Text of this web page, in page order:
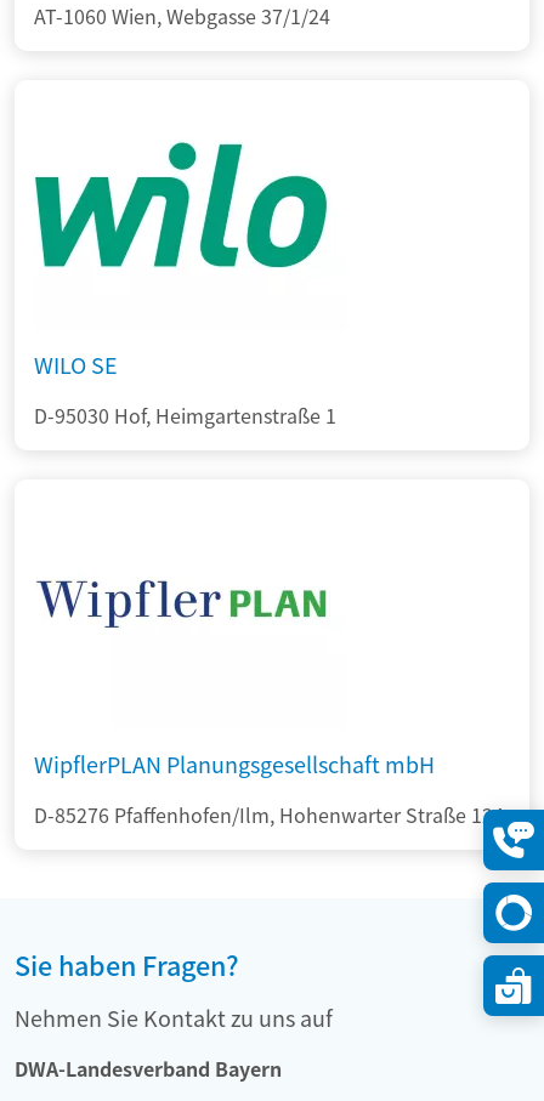
AT-1060 Wien, Webgasse 37/1/24
WILO SE
D-95030 Hof, Heimgartenstraße 1
WipflerPLAN Planungsgesellschaft mbH
D-85276 Pfaffenhofen/Ilm, Hohenwarter Straße 124
Sie haben Fragen?
Nehmen Sie Kontakt zu uns auf
DWA-Landesverband Bayern